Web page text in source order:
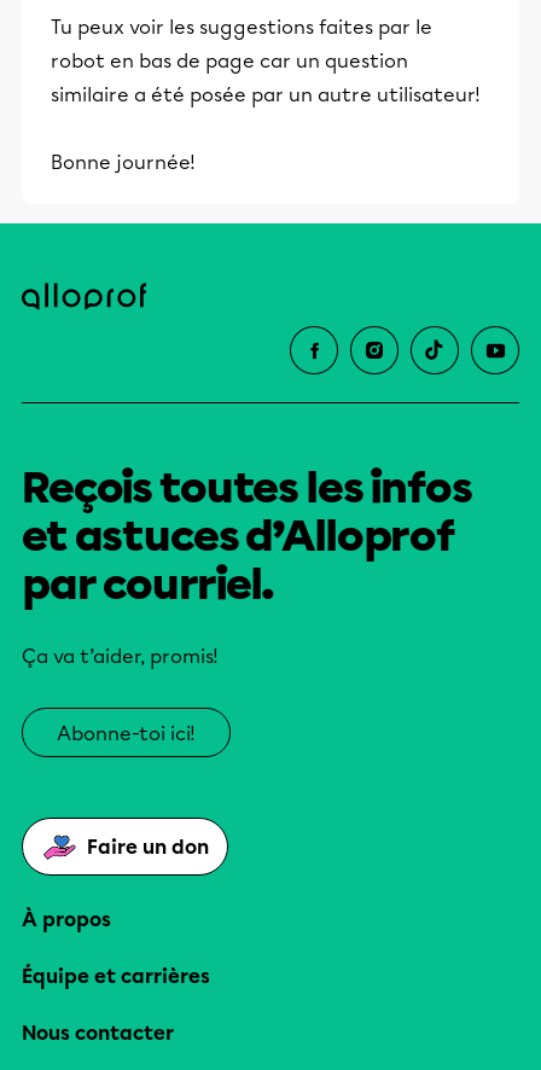
Tu peux voir les suggestions faites par le
robot en bas de page car un question
similaire a été posée par un autre utilisateur!
Bonne journée!
Reçois toutes les infos
et astuces d’Alloprof
par courriel.
Ça va t’aider, promis!
Abonne-toi ici!
Faire un don
À propos
Équipe et carrières
Nous contacter